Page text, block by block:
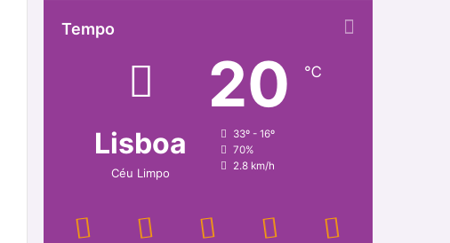
Tempo
Lisboa
Céu Limpo
20 ℃
33º - 16º
70%
2.8 km/h